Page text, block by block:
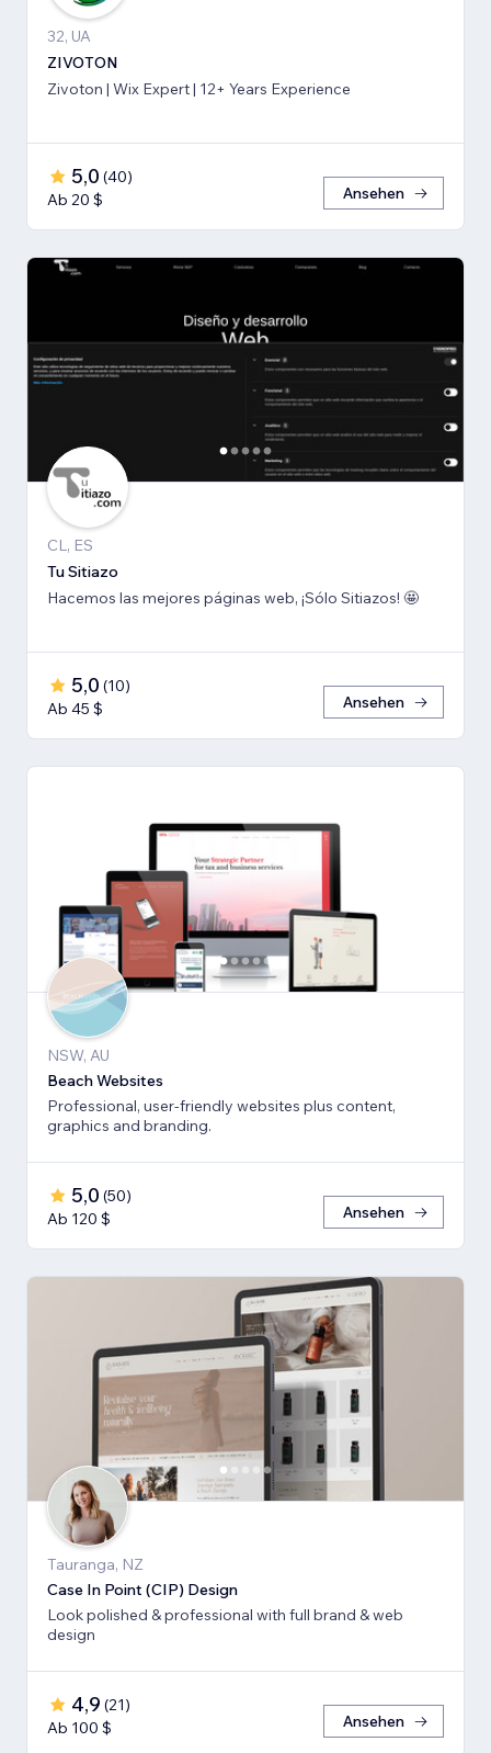
32, UA
ZIVOTON
Zivoton | Wix Expert | 12+ Years Experience
5,0 (40)
Ab 20 $
Ansehen
CL, ES
Tu Sitiazo
Hacemos las mejores páginas web, ¡Sólo Sitiazos! 🤩
5,0 (10)
Ab 45 $
Ansehen
NSW, AU
Beach Websites
Professional, user-friendly websites plus content,
graphics and branding.
5,0 (50)
Ab 120 $
Ansehen
Tauranga, NZ
Case In Point (CIP) Design
Look polished & professional with full brand & web
design
4,9 (21)
Ab 100 $
Ansehen